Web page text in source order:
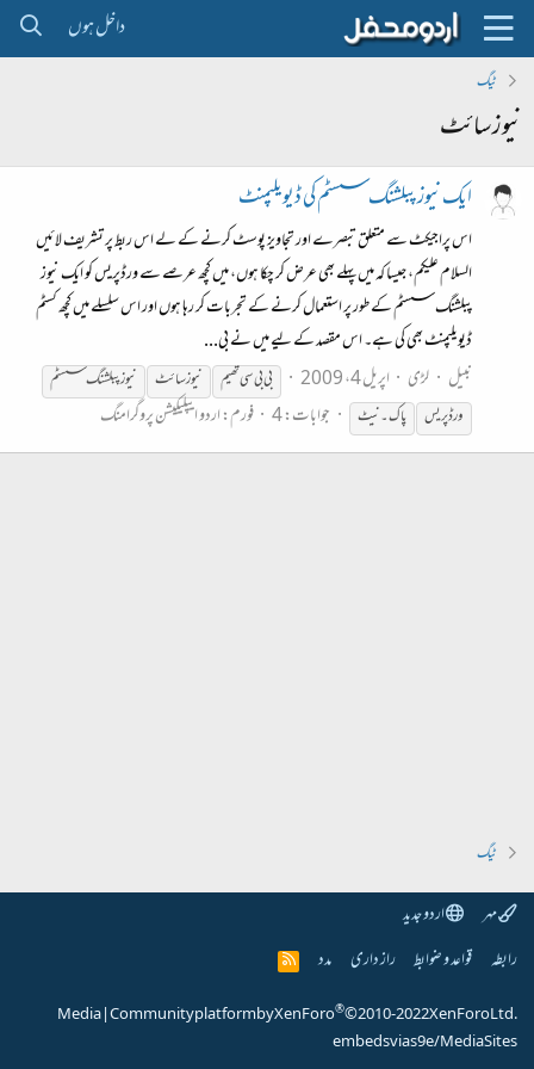
داخل ہوں
ٹیگ
نیوز سائٹ
ایک نیوز پبلشنگ سسٹم کی ڈیویلپمنٹ
اس پراجیکٹ سے متعلق تبصرے اور تجاویز پوسٹ کرنے کے لے اس ربط پر تشریف لائیں
السلام علیکم، جیسا کہ میں پہلے بھی عرض کر چکا ہوں، میں کچھ عرصے سے ورڈپریس کو ایک نیوز
پبلشنگ سسٹم کے طور پر استعمال کرنے کے تجربات کر رہا ہوں اور اس سلسلے میں کچھ کسٹم
ڈیویلپمنٹ بھی کی ہے۔ اس مقصد کے لیے میں نے بی...
نبیل
لڑی اپریل 4، 2009 بی بی سی تھیم نیوزسائٹ نیوزپبلشنگ سسٹم
ورڈ پریس
پاک۔نیٹ جوابات: 4 فورم:اردو ایپلیکیشن پروگرامنگ
ٹیگ
مہر
اردو جدید
رابطہ قواعد و ضوابط راز داری مدد
R
S
Community platform by XenForo®© 2010-2022 XenForo Ltd.
|
Media
embeds via s9e/MediaSites